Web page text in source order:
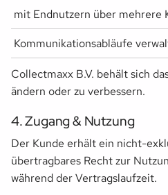
mit Endnutzern über mehrere
Kommunikationsabläufe
Collectmaxx B.V. behält sich
ändern oder zu verbessern.
4. Zugang & Nutzung
Der Kunde erhält ein nicht-
übertragbares Recht zur
während der Vertragslaufzeit.